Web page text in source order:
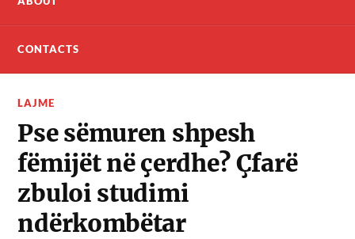
CONTACTS
LAJME
Pse sëmuren shpesh
fëmijët në çerdhe? Çfarë
zbuloi studimi
ndërkombëtar